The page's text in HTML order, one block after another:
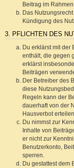
Beitrag im
Das
Kündigung des
3. PFLICHTEN DES
Du erklärst mit der
enthält, die gegen
erklärst
Beiträgen
Der Betreiber des
diese
Regeln kann der
dauerhaft von der
Hausverbot
Du nimmst zur
Inhalte von
er nicht zur
Benutzerkonto,
sperren.
Du gestattest dem